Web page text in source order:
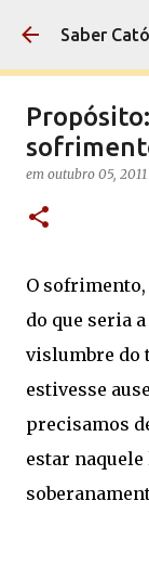
Saber
em outubro 05, 2011
O
do que seria
vislumbre do
estivesse
precisamos
estar